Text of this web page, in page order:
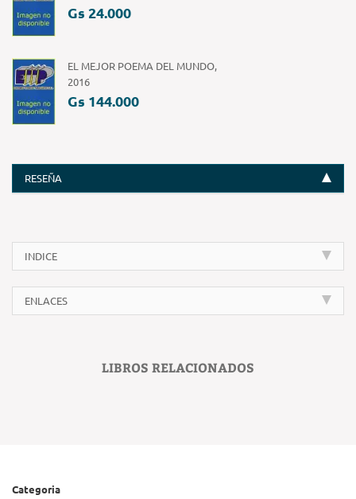
Gs 24.000
EL MEJOR POEMA DEL MUNDO,
2016
Gs 144.000
RESEÑA
INDICE
ENLACES
LIBROS RELACIONADOS
Categoria